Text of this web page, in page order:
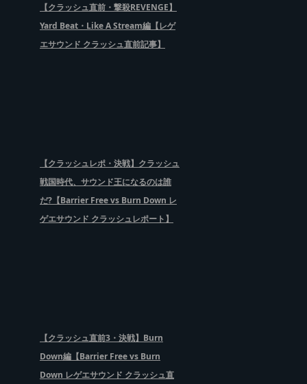
【クラッシュ直前・撃殺REVENGE】
Yard Beat・Like A Stream編【レゲ
エサウンド クラッシュ直前記事】
【クラッシュレポ・決戦】クラッシュ
戦国時代、サウンド王になるのは誰
だ?【Barrier Free vs Burn Down レ
ゲエサウンド クラッシュレポート】
【クラッシュ直前3・決戦】Burn
Down編【Barrier Free vs Burn
Down レゲエサウンド クラッシュ直